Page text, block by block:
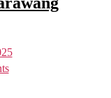
on
Jasa